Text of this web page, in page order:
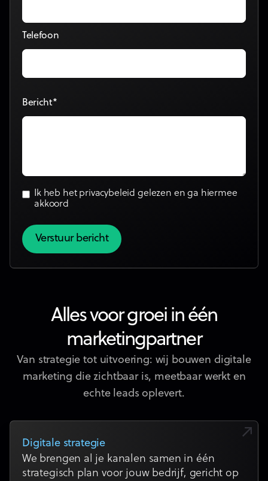
Telefoon
Bericht*
Ik heb het privacybeleid gelezen en ga hiermee
akkoord
Alles voor groei in één
marketingpartner
Van strategie tot uitvoering: wij bouwen digitale
marketing die zichtbaar is, meetbaar werkt en
echte leads oplevert.
Digitale strategie
We brengen al je kanalen samen in één
strategisch plan voor jouw bedrijf, gericht op